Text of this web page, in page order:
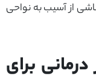
از آسیب به نواحی
برای